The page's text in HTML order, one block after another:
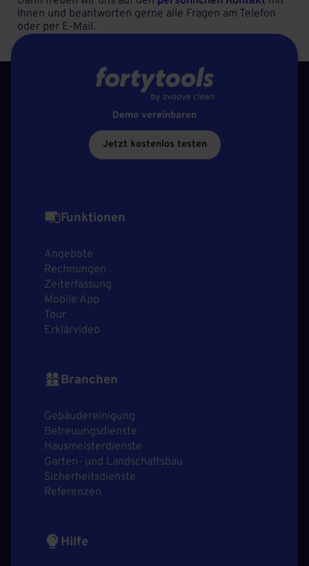
Ihnen und beantworten gerne alle Fragen am Telefon
oder per E-Mail.
Demo vereinbaren
Jetzt kostenlos testen
Funktionen
Angebote
Rechnungen
Zeiterfassung
Mobile App
Tour
Erklärvideo
Branchen
Gebäudereinigung
Betreuungsdienste
Hausmeisterdienste
Garten- und Landschaftsbau
Sicherheitsdienste
Referenzen
Hilfe